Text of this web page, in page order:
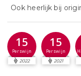
Ook heerlijk bij
15
Perswijn
2022
15
Perswijn
2021